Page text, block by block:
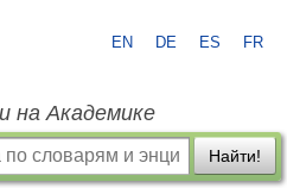
EN DE ES FR
на Академике
Найти!